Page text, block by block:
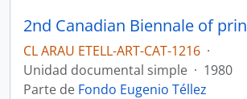
CL ARAU ETELL-ART-CAT-1216 ·
Unidad documental simple · 1980
Parte de Fondo Eugenio Téllez